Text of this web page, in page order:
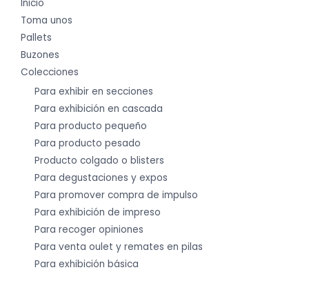
Inicio
Toma unos
Pallets
Buzones
Colecciones
Para exhibir en secciones
Para exhibición en cascada
Para producto pequeño
Para producto pesado
Producto colgado o blisters
Para degustaciones y expos
Para promover compra de impulso
Para exhibición de impreso
Para recoger opiniones
Para venta oulet y remates en pilas
Para exhibición básica